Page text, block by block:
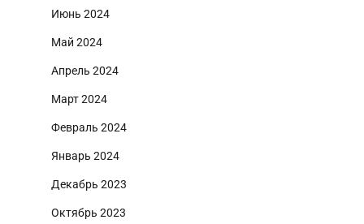
Июнь 2024
Май 2024
Апрель 2024
Март 2024
Февраль 2024
Январь 2024
Декабрь 2023
Октябрь 2023